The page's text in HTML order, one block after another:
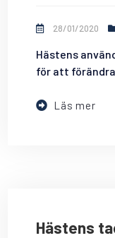
28/01/2020
Hästens
för att
Läs mer
Hästens